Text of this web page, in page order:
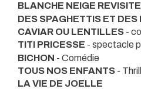
BLANCHE NEIGE
DES SPAGHETTIS ET DES
CAVIAR OU LENTILLES -
TITI PRICESSE - spectacle
BICHON - Comédie
TOUS NOS ENFANTS -
LA VIE DE JOELLE